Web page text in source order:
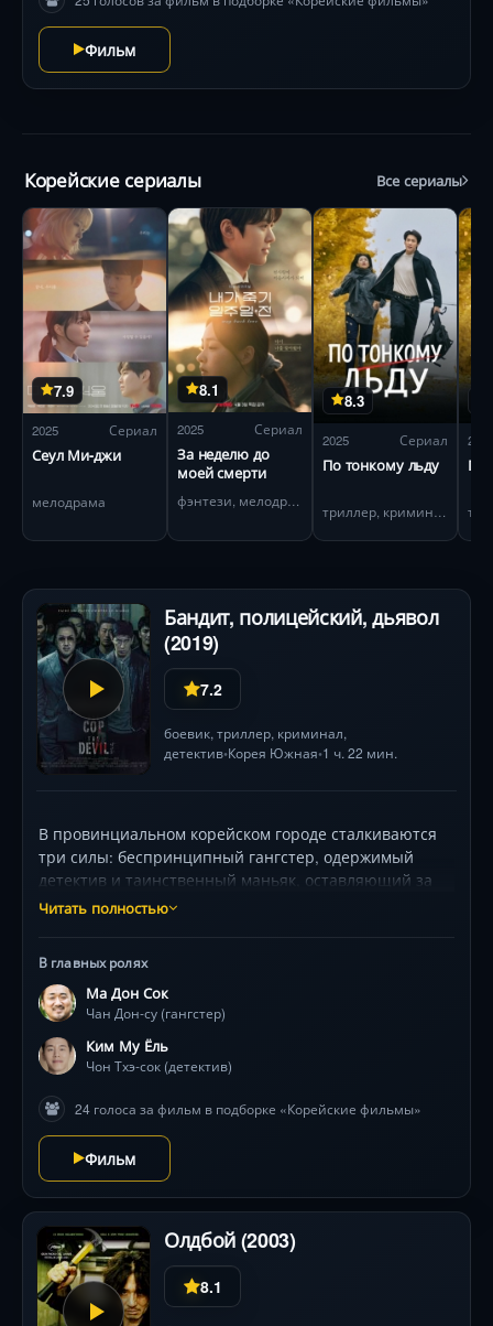
Фильм
Корейские сериалы Все сериалы
7.9
2025 Сериал
Сеул Ми-джи
мелодрама
8.1
2025 Сериал
За неделю до
моей смерти
фэнтези, мелодрама
8.3
2025 Сериал
По тонкому льду
триллер, криминал
2025
По
Бандит, полицейский, дьявол
(2019)
7.2
боевик, триллер, криминал,
детектив•Корея Южная•1 ч. 22 мин.
В провинциальном корейском городе сталкиваются
три силы: беспринципный гангстер, одержимый
детектив и таинственный маньяк, оставляющий за
собой кровавый след. Ненависть и жажда мести
коктейль из драк, психологических дуэлей и
визуальной стилистики, вдохновлённый реальными
событиями 2005 года.
Читать полностью
В главных ролях
Ма Дон Сок
Чан Дон-су (гангстер)
Ким Му Ёль
Чон Тхэ-сок (детектив)
24 голоса за фильм в подборке «Корейские фильмы»
Фильм
Олдбой (2003)
8.1